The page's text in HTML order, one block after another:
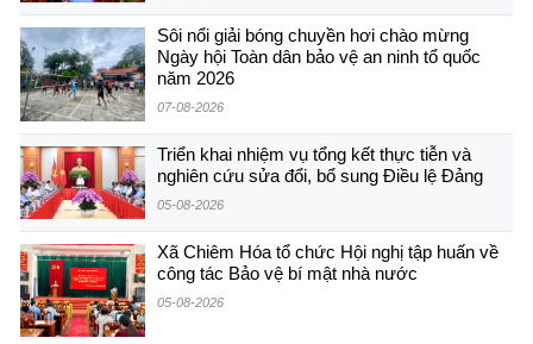
Sôi nổi giải bóng chuyền hơi chào mừng
Ngày hội Toàn dân bảo vệ an ninh tổ quốc
năm 2026
07-08-2026
Triển khai nhiệm vụ tổng kết thực tiễn và
nghiên cứu sửa đổi, bổ sung Điều lệ Đảng
05-08-2026
Xã Chiêm Hóa tổ chức Hội nghị tập huấn về
công tác Bảo vệ bí mật nhà nước
05-08-2026